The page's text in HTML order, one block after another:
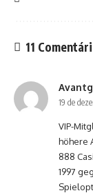
11
19 de
VIP-
höhere
888
1997